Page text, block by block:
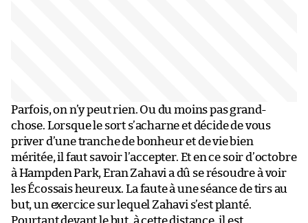
Parfois, on n’y peut rien. Ou du moins pas grand-
chose. Lorsque le sort s’acharne et décide de vous
priver d’une tranche de bonheur et de vie bien
méritée, il faut savoir l’accepter. Et en ce soir d’octobre
à Hampden Park, Eran Zahavi a dû se résoudre à voir
les Écossais heureux. La faute à une séance de tirs au
but, un exercice sur lequel Zahavi s’est planté.